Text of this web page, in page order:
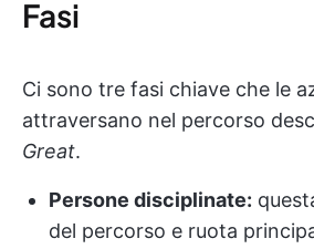
Fasi
Ci sono tre fasi chiave che le
attraversano nel percorso
Great.
Persone disciplinate:
del percorso e ruota